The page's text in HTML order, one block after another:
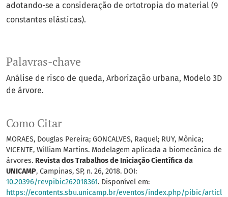
Palavras-chave
Análise de risco de queda Arborização urbana Modelo 3D
de árvore.
Como Citar
MORAES, Douglas Pereira; GONCALVES, Raquel; RUY, Mônica;
VICENTE, William Martins. Modelagem aplicada a biomecânica de
árvores. Revista dos Trabalhos de Iniciação Científica da
UNICAMP, Campinas, SP, n. 26, 2018. DOI:
10.20396/revpibic262018361. Disponível em:
https://econtents.sbu.unicamp.br/eventos/index.php/pibic/articl
adotando-se a consideração de ortotropia do material (9
constantes elásticas).